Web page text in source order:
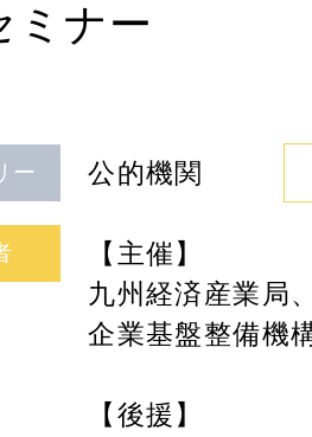
ミナー
ー 公的機関
【主催】
九州経済産業局
企業基盤整備機
【後援】